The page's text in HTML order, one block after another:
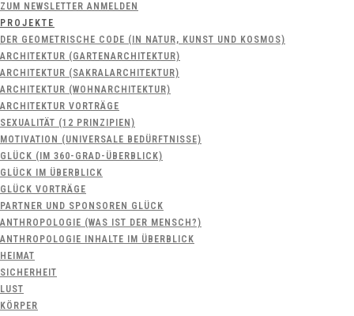
ZUM NEWSLETTER ANMELDEN
PROJEKTE
DER GEOMETRISCHE CODE (IN NATUR, KUNST UND KOSMOS)
ARCHITEKTUR (GARTENARCHITEKTUR)
ARCHITEKTUR (SAKRALARCHITEKTUR)
ARCHITEKTUR (WOHNARCHITEKTUR)
ARCHITEKTUR VORTRÄGE
SEXUALITÄT (12 PRINZIPIEN)
MOTIVATION (UNIVERSALE BEDÜRFTNISSE)
GLÜCK (IM 360-GRAD-ÜBERBLICK)
GLÜCK IM ÜBERBLICK
GLÜCK VORTRÄGE
PARTNER UND SPONSOREN GLÜCK
ANTHROPOLOGIE (WAS IST DER MENSCH?)
ANTHROPOLOGIE INHALTE IM ÜBERBLICK
HEIMAT
SICHERHEIT
LUST
KÖRPER